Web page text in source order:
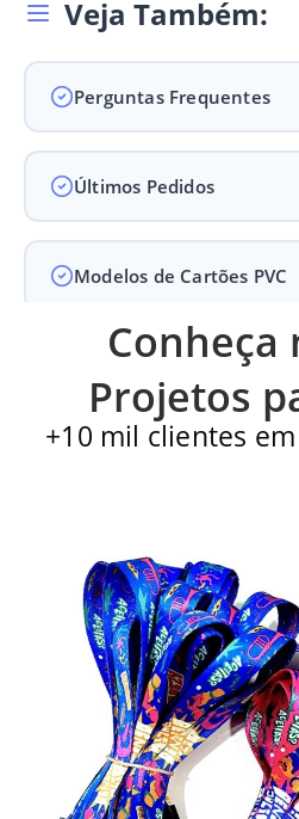
Veja Também:
Perguntas Frequentes
Últimos Pedidos
Modelos de Cartões PVC
Carteirinha de Igreja
Cartão PVC
Impressão em alto
Sem quantidade mínima
como
Design sem custo em
Peça já sua
Refabricação Garantida
Conheça
Projetos
+10 mil clientes